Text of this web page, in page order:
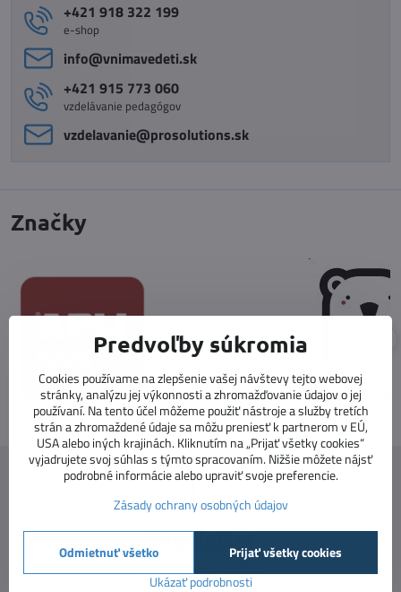
+421 918 322 199
e-shop
info​@vnimavedeti​.sk
+421 915 773 060
vzdelávanie pedagógov
vzdelavanie​@prosolutions​.sk
Značky
Newsletter
Odoberať naše novinky:
Predvoľby súkromia
Cookies používame na zlepšenie vašej návštevy tejto webovej
stránky, analýzu jej výkonnosti a zhromažďovanie údajov o jej
používaní. Na tento účel môžeme použiť nástroje a služby tretích
strán a zhromaždené údaje sa môžu preniesť k partnerom v EÚ,
USA alebo iných krajinách. Kliknutím na „Prijať všetky cookies“
vyjadrujete svoj súhlas s týmto spracovaním. Nižšie môžete nájsť
podrobné informácie alebo upraviť svoje preferencie.
Zásady ochrany osobných údajov
Ukázať podrobnosti
Prijať všetky cookies
Odmietnuť všetko